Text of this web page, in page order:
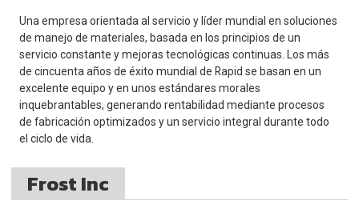
Una empresa orientada al servicio y líder mundial en soluciones
de manejo de materiales, basada en los principios de un
servicio constante y mejoras tecnológicas continuas. Los más
de cincuenta años de éxito mundial de Rapid se basan en un
excelente equipo y en unos estándares morales
inquebrantables, generando rentabilidad mediante procesos
de fabricación optimizados y un servicio integral durante todo
el ciclo de vida.
Frost Inc